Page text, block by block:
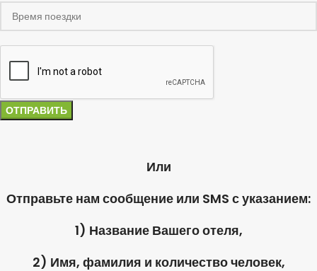
Или
Отправьте нам сообщение или SMS с указанием:
1) Название Вашего отеля,
2) Имя, фамилия и количество человек,